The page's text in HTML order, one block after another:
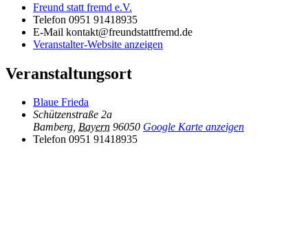
Freund statt fremd e.V.
Telefon 0951 91418935
E-Mail kontakt@freundstattfremd.de
Veranstalter-Website anzeigen
Veranstaltungsort
Blaue Frieda
Schützenstraße 2a
Bamberg, Bayern 96050 Google Karte anzeigen
Telefon 0951 91418935